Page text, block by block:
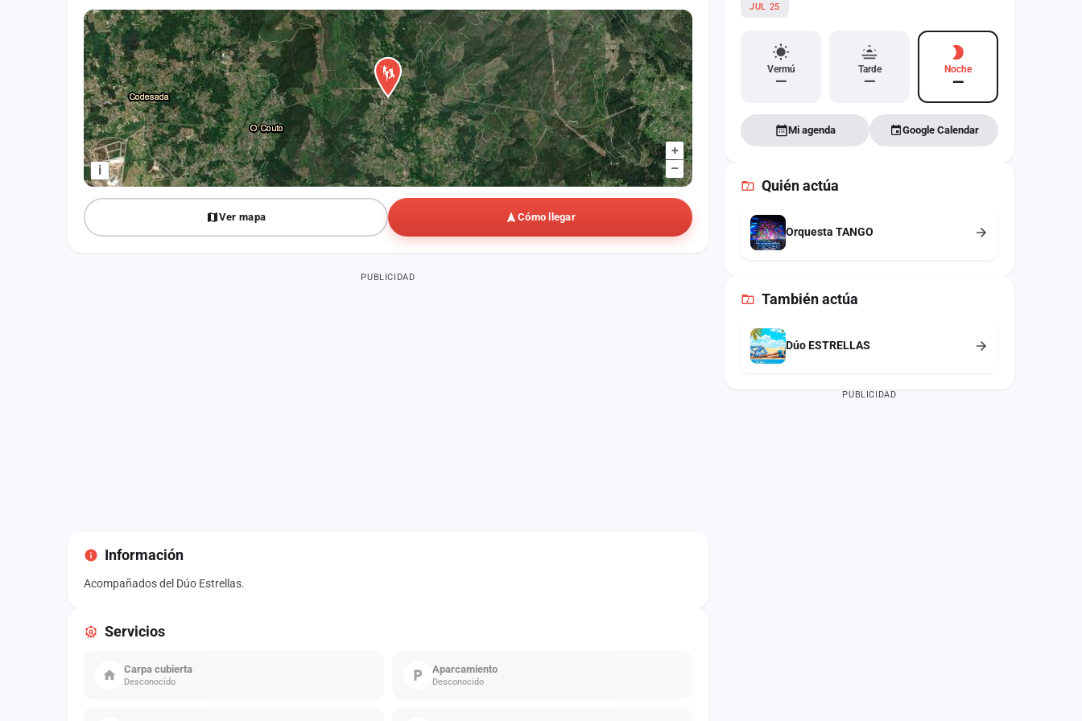
+
–
i
Ver mapa Cómo llegar
PUBLICIDAD
Información
Acompañados del Dúo Estrellas.
Servicios
Carpa cubierta
Desconocido
Aparcamiento
Desconocido
JUL 25
Vermú
—
Tarde
—
Noche
—
Mi agenda Google Calendar
Quién actúa
Orquesta TANGO
Tambiénactúa
Dúo ESTRELLAS
PUBLICIDAD
Iniciar sesión
Crear cuenta